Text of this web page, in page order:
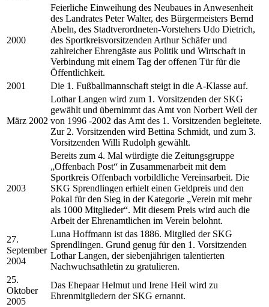
2000
Feierliche Einweihung des Neubaues in Anwesenheit
des Landrates Peter Walter, des Bürgermeisters Bernd
Abeln, des Stadtverordneten-Vorstehers Udo Dietrich,
des Sportkreisvorsitzenden Arthur Schäfer und
zahlreicher Ehrengäste aus Politik und Wirtschaft in
Verbindung mit einem Tag der offenen Tür für die
Öffentlichkeit.
2001
Die 1. Fußballmannschaft steigt in die A-Klasse auf.
März 2002
Lothar Langen wird zum 1. Vorsitzenden der SKG
gewählt und übernimmt das Amt von Norbert Weil der
von 1996 -2002 das Amt des 1. Vorsitzenden begleitete.
Zur 2. Vorsitzenden wird Bettina Schmidt, und zum 3.
Vorsitzenden Willi Rudolph gewählt.
2003
Bereits zum 4. Mal würdigte die Zeitungsgruppe
„Offenbach Post“ in Zusammenarbeit mit dem
Sportkreis Offenbach vorbildliche Vereinsarbeit. Die
SKG Sprendlingen erhielt einen Geldpreis und den
Pokal für den Sieg in der Kategorie „Verein mit mehr
als 1000 Mitglieder“. Mit diesem Preis wird auch die
Arbeit der Ehrenamtlichen im Verein belohnt.
27.
September
2004
Luna Hoffmann ist das 1886. Mitglied der SKG
Sprendlingen. Grund genug für den 1. Vorsitzenden
Lothar Langen, der siebenjährigen talentierten
Nachwuchsathletin zu gratulieren.
25.
Oktober
2005
Das Ehepaar Helmut und Irene Heil wird zu
Ehrenmitgliedern der SKG ernannt.